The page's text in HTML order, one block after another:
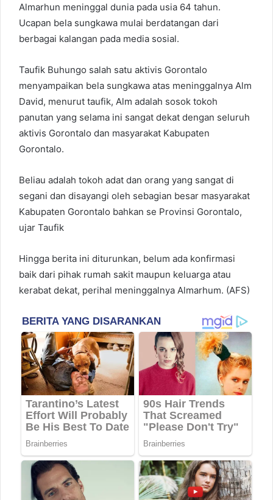
Almarhun meninggal dunia pada usia 64 tahun.
Ucapan bela sungkawa mulai berdatangan dari
berbagai kalangan pada media sosial.
Taufik Buhungo salah satu aktivis Gorontalo
menyampaikan bela sungkawa atas meninggalnya Alm
David, menurut taufik, Alm adalah sosok tokoh
panutan yang selama ini sangat dekat dengan seluruh
aktivis Gorontalo dan masyarakat Kabupaten
Gorontalo.
Beliau adalah tokoh adat dan orang yang sangat di
segani dan disayangi oleh sebagian besar masyarakat
Kabupaten Gorontalo bahkan se Provinsi Gorontalo,
ujar Taufik
Hingga berita ini diturunkan, belum ada konfirmasi
baik dari pihak rumah sakit maupun keluarga atau
kerabat dekat, perihal meninggalnya Almarhum. (AFS)